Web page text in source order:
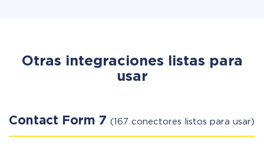
Otras integraciones listas para
usar
Contact Form 7 (167 conectores listos para usar)